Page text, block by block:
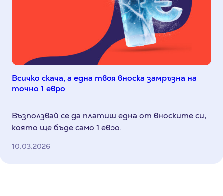
Всичко скача, а една твоя вноска замръзна на
точно 1 евро
Възползвай се да платиш една от вноските си,
която ще бъде само 1 евро.
10.03.2026